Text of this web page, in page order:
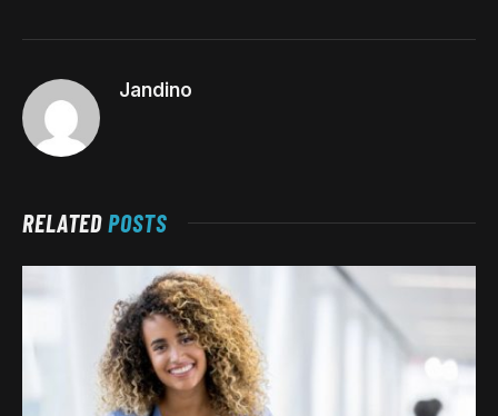
Jandino
RELATEDPOSTS